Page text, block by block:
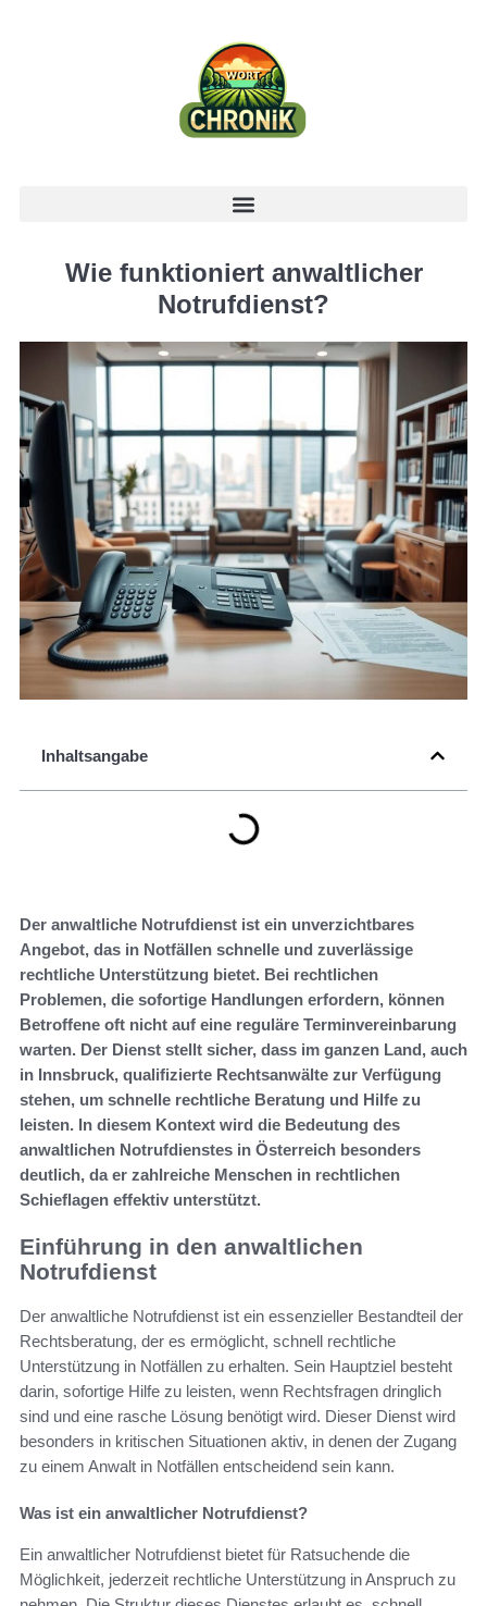
Wie funktioniert anwaltlicher
Notrufdienst?
Inhaltsangabe
Der anwaltliche Notrufdienst ist ein unverzichtbares
Angebot, das in Notfällen schnelle und zuverlässige
rechtliche Unterstützung bietet. Bei rechtlichen
Problemen, die sofortige Handlungen erfordern, können
Betroffene oft nicht auf eine reguläre Terminvereinbarung
warten. Der Dienst stellt sicher, dass im ganzen Land, auch
in Innsbruck, qualifizierte Rechtsanwälte zur Verfügung
stehen, um schnelle rechtliche Beratung und Hilfe zu
leisten. In diesem Kontext wird die Bedeutung des
anwaltlichen Notrufdienstes in Österreich besonders
deutlich, da er zahlreiche Menschen in rechtlichen
Schieflagen effektiv unterstützt.
Einführung in den anwaltlichen
Notrufdienst
Der anwaltliche Notrufdienst ist ein essenzieller Bestandteil der
Rechtsberatung, der es ermöglicht, schnell rechtliche
Unterstützung in Notfällen zu erhalten. Sein Hauptziel besteht
darin, sofortige Hilfe zu leisten, wenn Rechtsfragen dringlich
sind und eine rasche Lösung benötigt wird. Dieser Dienst wird
besonders in kritischen Situationen aktiv, in denen der Zugang
zu einem Anwalt in Notfällen entscheidend sein kann.
Was ist ein anwaltlicher Notrufdienst?
Ein anwaltlicher Notrufdienst bietet für Ratsuchende die
Möglichkeit, jederzeit rechtliche Unterstützung in Anspruch zu